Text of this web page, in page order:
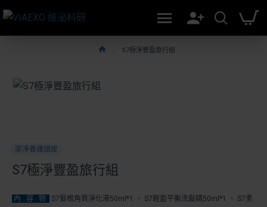
S7極淨豐盈旅行組
潔淨養護頭皮
S7極淨豐盈旅行組
內 容 物 S7髮根角質淨化液50ml *1 、 S7輕盈平衡洗髮精50ml *1 、 S7柔